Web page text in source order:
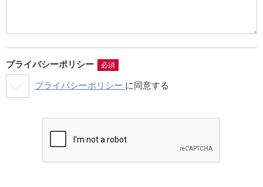
プライバシーポリシー 必須
プライバシーポリシー に同意する